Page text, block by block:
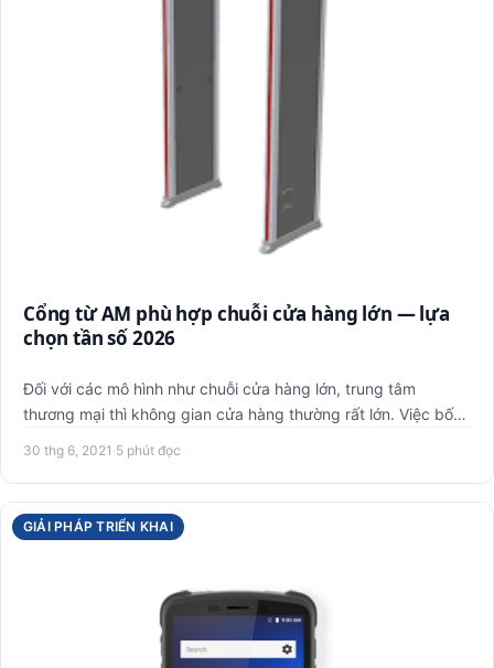
Cổng từ AM phù hợp chuỗi cửa hàng lớn — lựa
chọn tần số 2026
Đối với các mô hình như chuỗi cửa hàng lớn, trung tâm
thương mại thì không gian cửa hàng thường rất lớn. Việc bố
30 thg 6, 2021 ·5 phút đọc
GIẢI PHÁP TRIỂN KHAI